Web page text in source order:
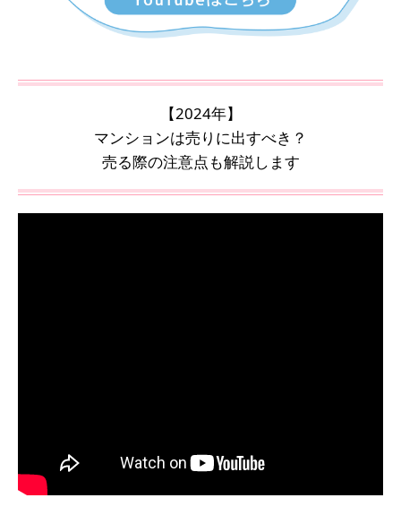
【2024年】
マンションは売りに出すべき？
売る際の注意点も解説します